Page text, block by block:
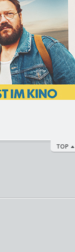
TOP